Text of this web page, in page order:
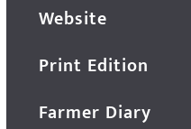
Website
Print Edition
Farmer Diary